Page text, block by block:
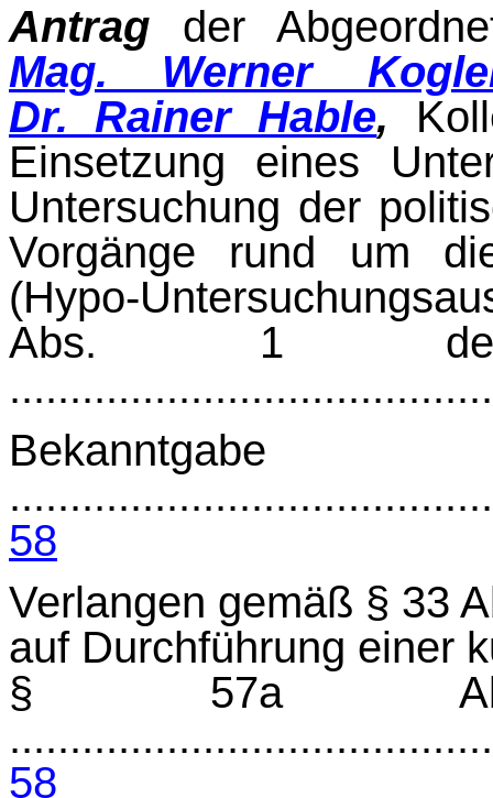
Antrag der
Mag. Werner
Dr. Rainer Hable,
Einsetzung eines
Untersuchung der
Vorgänge rund um
(Hypo-
Abs. 1 der
Bekanntgabe
58
Verlangen gemäß § 33
auf Durchführung einer
§ 57a
58